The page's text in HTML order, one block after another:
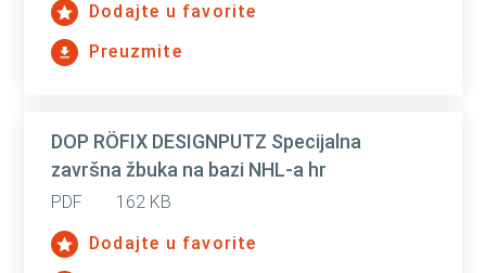
Dodajte u favorite
Preuzmite
DOP RÖFIX DESIGNPUTZ Specijalna
završna žbuka na bazi NHL-a hr
PDF
162 KB
Dodajte u favorite